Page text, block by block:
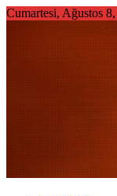
Skip
Cumartesi, Ağustos